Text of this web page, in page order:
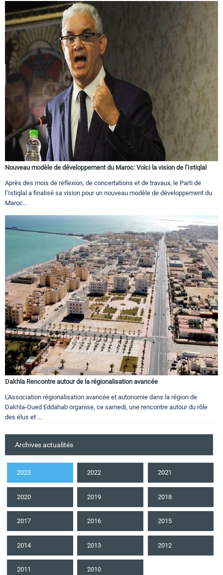
Nouveau modèle de développement du Maroc: Voici la vision de l’Istiqlal
Après des mois de réflexion, de concertations et de travaux, le Parti de
l’Istiqlal a finalisé sa vision pour un nouveau modèle de développement du
Maroc...
Dakhla Rencontre autour de la régionalisation avancée
L'Association régionalisation avancée et autonomie dans la région de
Dakhla-Oued Eddahab organise, ce samedi, une rencontre autour du rôle
des élus et ...
Archives actualités
2023 2022 2021
2020 2019 2018
2017 2016 2015
2014 2013 2012
2011 2010